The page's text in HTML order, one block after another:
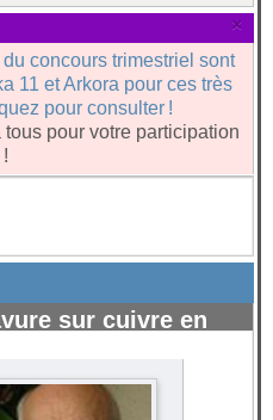
×
concours trimestriel sont
11 et Arkora pour ces très
pour consulter !
pour votre participation
!
sur cuivre en